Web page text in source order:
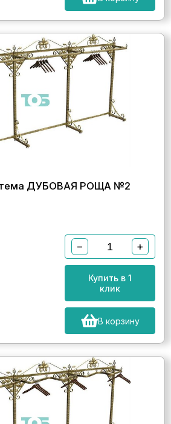
ДУБОВАЯ РОЩА №2
− +
Купить в 1
клик
В корзину